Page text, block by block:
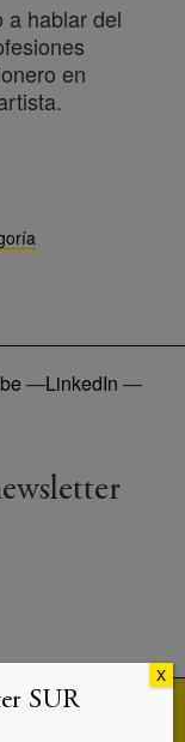
a hablar del
en
—LinkedIn —
Máster UC3M-SUR:
SUR